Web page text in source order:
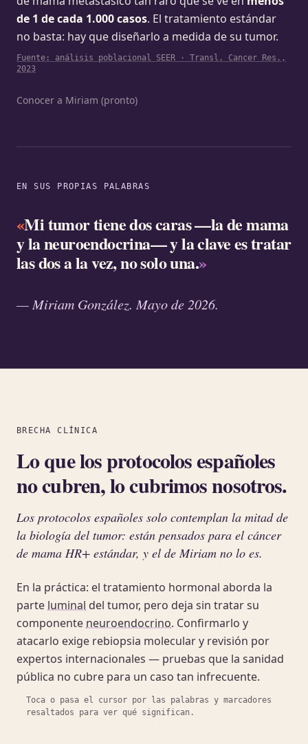
de 1 de cada 1.000 casos. El tratamiento estándar
no basta: hay que diseñarlo a medida de su tumor.
Fuente: análisis poblacional SEER · Transl. Cancer Res.,
2023
Conocer a Miriam (pronto)
EN SUS PROPIAS PALABRAS
«Mi tumor tiene dos caras —la de mama
y la neuroendocrina— y la clave es tratar
las dos a la vez, no solo una.»
— Miriam González. Mayo de 2026.
BRECHA CLÍNICA
Lo que los protocolos españoles
no cubren, lo cubrimos nosotros.
Los protocolos españoles solo contemplan la mitad de
la biología del tumor: están pensados para el cáncer
de mama HR+ estándar, y el de Miriam no lo es.
En la práctica: el tratamiento hormonal aborda la
parte luminal del tumor, pero deja sin tratar su
componente neuroendocrino. Confirmarlo y
atacarlo exige rebiopsia molecular y revisión por
expertos internacionales — pruebas que la sanidad
pública no cubre para un caso tan infrecuente.
Toca o pasa el cursor por las palabras y marcadores
resaltados para ver qué significan.